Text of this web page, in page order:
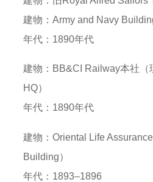
建物：Army and Navy
年代：1890年代
建物：BB&CI Railway本社（
HQ）
年代：1890年代
建物：Oriental Life
Building）
年代：1893–1896